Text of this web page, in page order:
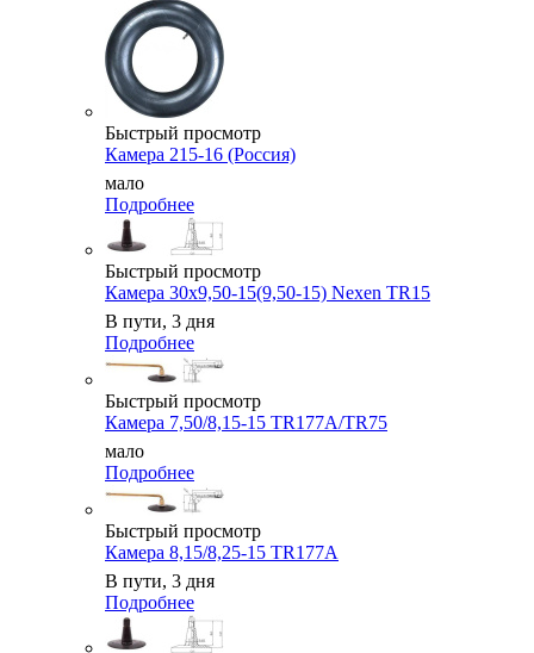
Быстрый просмотр
Камера 215-16 (Россия)
мало
Подробнее
Быстрый просмотр
Камера 30x9,50-15(9,50-15) Nexen TR15
В пути, 3 дня
Подробнее
Быстрый просмотр
Камера 7,50/8,15-15 TR177A/TR75
мало
Подробнее
Быстрый просмотр
Камера 8,15/8,25-15 TR177A
В пути, 3 дня
Подробнее